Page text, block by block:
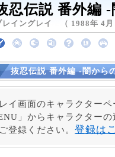
忍伝説 番外編
レイングレイ （ 1988年 4月
抜忍伝説 番外編 -闇から
イ画面のキャラクター
」からキャラクター
登録ください。 登録は